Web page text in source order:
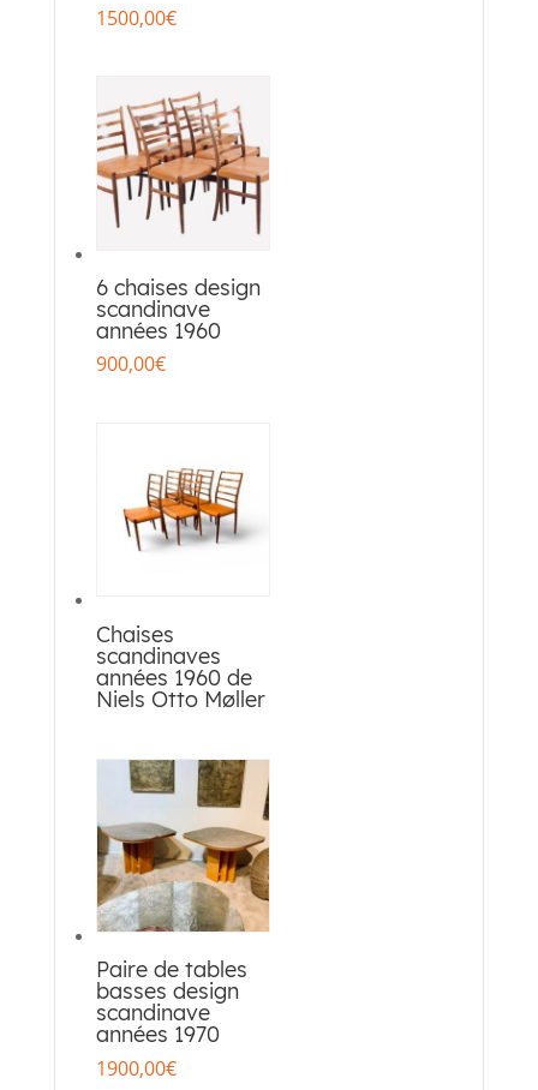
1500,00€
6 chaises design
scandinave
années 1960
900,00€
Chaises
scandinaves
années 1960 de
Niels Otto Møller
Paire de tables
basses design
scandinave
années 1970
1900,00€